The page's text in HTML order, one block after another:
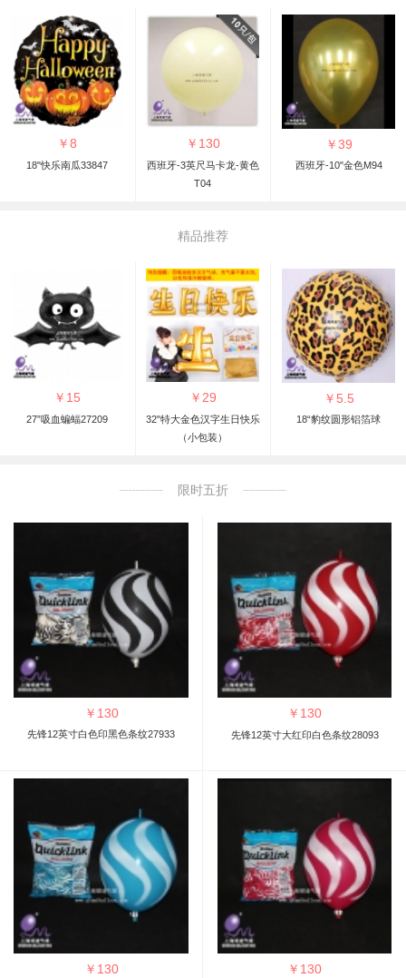
￥8
18"快乐南瓜33847
￥ 130
西班牙-3英尺马卡龙-黄色
T04
￥39
西班牙-10"金色M94
精品推荐
￥ 15
27”吸血蝙蝠27209
￥29
32"特大金色汉字生日快乐
（小包装）
￥ 5.5
18“豹纹圆形铝箔球
限时五折
￥ 130
先锋12英寸白色印黑色条纹27933
￥ 130
先锋12英寸大红印白色条纹28093
￥ 130 ￥ 130